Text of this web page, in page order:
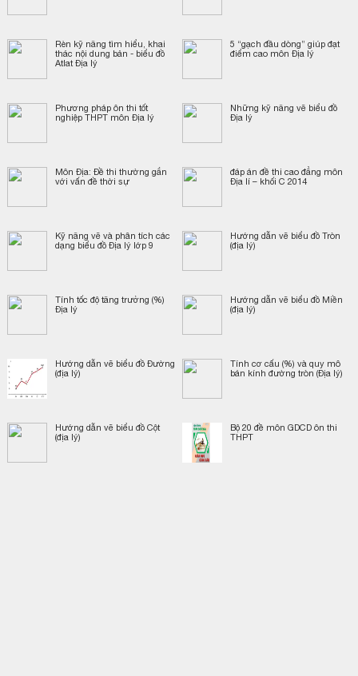
Rèn kỹ năng tìm hiểu, khai
thác nội dung bản - biểu đồ
Atlat Địa lý
5 “gạch đầu dòng” giúp đạt
điểm cao môn Địa lý
Phương pháp ôn thi tốt
nghiệp THPT môn Địa lý
Những kỹ năng vẽ biểu đồ
Địa lý
Môn Địa: Đề thi thường gắn
với vấn đề thời sự
đáp án đề thi cao đẳng môn
Địa lí – khối C 2014
Kỹ năng vẽ và phân tích các
dạng biểu đồ Địa lý lớp 9
Hướng dẫn vẽ biểu đồ Tròn
(địa lý)
Tính tốc độ tăng trưởng (%)
Địa lý
Hướng dẫn vẽ biểu đồ Miền
(địa lý)
Hướng dẫn vẽ biểu đồ Đường
(địa lý)
Tính cơ cấu (%) và quy mô
bán kính đường tròn (Địa lý)
Hướng dẫn vẽ biểu đồ Cột
(địa lý)
Bộ 20 đề môn GDCD ôn thi
THPT